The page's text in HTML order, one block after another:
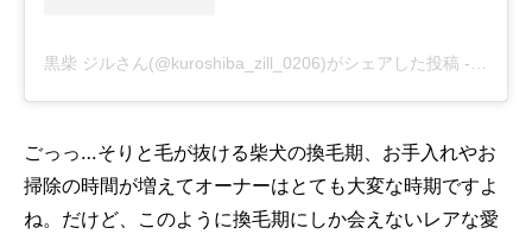
黒柴 ジルさん(@kuroshiba_zill_0206)がシェアした投稿 -
ごっっ…そりと毛が抜ける柴犬の換毛期、お手入れやお
掃除の時間が増えてオーナーはとても大変な時期ですよ
ね。だけど、このように換毛期にしか会えないレアな愛